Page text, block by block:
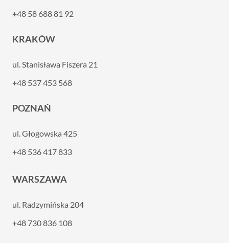
+48 58 688 81 92
KRAKÓW
ul. Stanisława Fiszera 21
+48 537 453 568
POZNAŃ
ul. Głogowska 425
+48 536 417 833
WARSZAWA
ul. Radzymińska 204
+48 730 836 108